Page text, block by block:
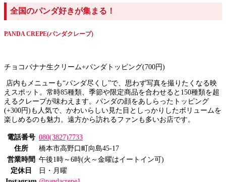
全国のパンダ好きが集まる！
PANDA CREPE(パンダクレープ)
チョコバナナ生クリーム+パンダトッピング(700円)
店内もメニューも“パンダ尽くし”で、思わず写真を撮りたくなる映
えスポット。常時85種類、季節や限定商品を合わせると150種類を超
えるクレープが味わえます。パンダの顔をあしらったトッピング
(+300円)も人気で、かわいらしい見た目としっかりしたボリュームを
楽しめるのも魅力。遠方から訪れるファンも多いお店です。
電話番号 080(3827)7733
住所
橋本市高野口町向島45-17
営業時間 午後1時～6時(火～金曜はイートイン可)
定休日
日・月曜